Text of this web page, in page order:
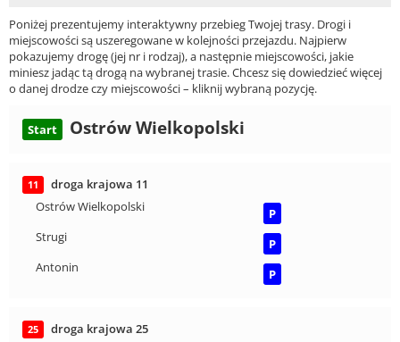
Poniżej prezentujemy interaktywny przebieg Twojej trasy. Drogi i
miejscowości są uszeregowane w kolejności przejazdu. Najpierw
pokazujemy drogę (jej nr i rodzaj), a następnie miejscowości, jakie
miniesz jadąc tą drogą na wybranej trasie. Chcesz się dowiedzieć więcej
o danej drodze czy miejscowości – kliknij wybraną pozycję.
Start Ostrów Wielkopolski
11
droga krajowa 11
Ostrów Wielkopolski
P
Strugi
P
Antonin
P
25
droga krajowa 25